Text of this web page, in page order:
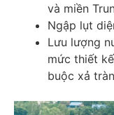
và miền
Ngập lụt
Lưu lượng
mức thiết
buộc xả